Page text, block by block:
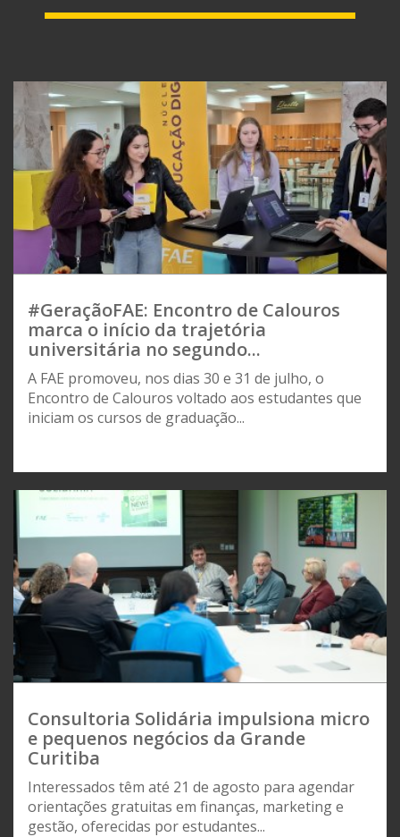
#GeraçãoFAE: Encontro de Calouros
marca o início da trajetória
universitária no segundo...
A FAE promoveu, nos dias 30 e 31 de julho, o
Encontro de Calouros voltado aos estudantes que
iniciam os cursos de graduação...
Consultoria Solidária impulsiona micro
e pequenos negócios da Grande
Curitiba
Interessados têm até 21 de agosto para agendar
orientações gratuitas em finanças, marketing e
gestão, oferecidas por estudantes...